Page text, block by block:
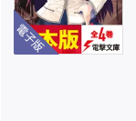
電子版